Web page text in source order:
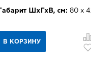
Габарит ШхГхВ, см: 80 х
В КОРЗИНУ